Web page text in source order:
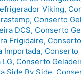
Viking,
, Conserto
DCS, Conserto
Frigidaire,
Importada, Conserto
, Conserto